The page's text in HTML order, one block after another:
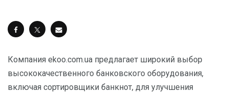
Компания ekoo.com.ua предлагает широкий выбор
высококачественного банковского оборудования,
включая сортировщики банкнот, для улучшения